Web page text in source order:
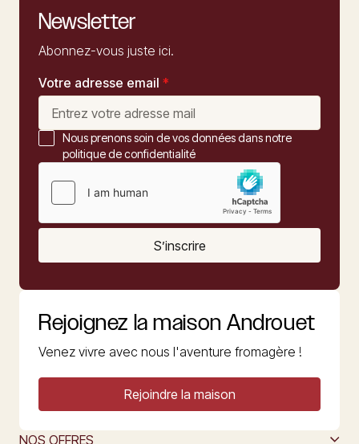
Newsletter
Abonnez-vous juste ici.
Votre adresse email *
Nous prenons soin de vos données dans notre
politique de confidentialité
S’inscrire
Rejoignez la maison Androuet
Venez vivre avec nous l'aventure fromagère !
Rejoindre la maison
NOS OFFRES